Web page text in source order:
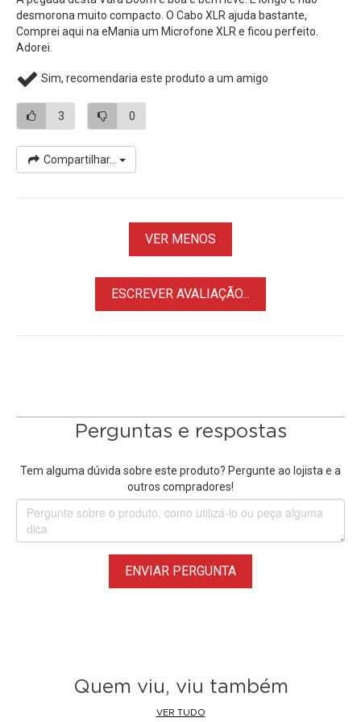
• Suporta até 3Kg e pesa apenas 750g.
• Case com Alça e Espuma para maior conforto.
* Não Acompanha Microfone XLR
desmorona muito compacto. O Cabo XLR ajuda bastante,
Comprei aqui na eMania um Microfone XLR e ficou perfeito.
Adorei.
Sim, recomendaria este produto a um amigo
3 0
Compartilhar...
VER MENOS
ESCREVER AVALIAÇÃO...
Perguntas e respostas
Tem alguma dúvida sobre este produto? Pergunte ao lojista e a
outros compradores!
ENVIAR PERGUNTA
Quem viu, viu também
VER TUDO